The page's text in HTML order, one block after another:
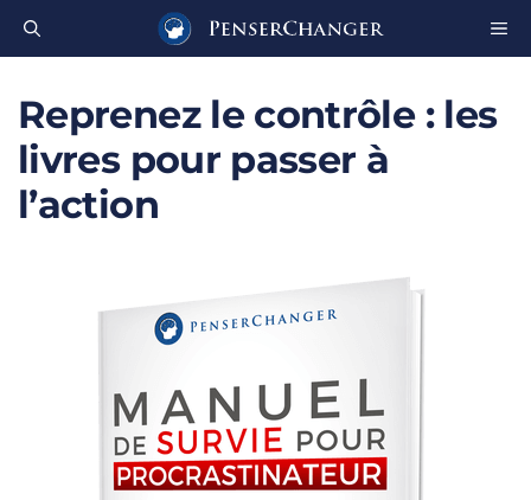
Reprenez le contrôle : les
livres pour passer à
l’action